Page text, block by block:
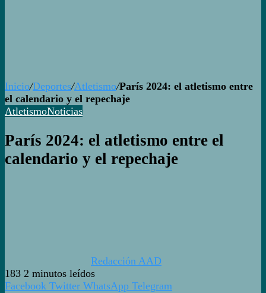
Inicio/Deportes/Atletismo/París 2024: el atletismo entre
el calendario y el repechaje
AtletismoNoticias
París 2024: el atletismo entre el
calendario y el repechaje
Redacción AAD
183 2 minutos leídos
Facebook Twitter WhatsApp Telegram